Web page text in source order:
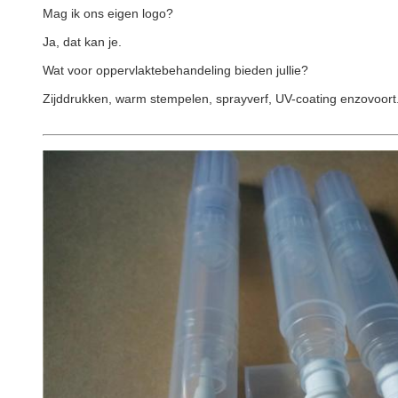
Mag ik ons eigen logo?
Ja, dat kan je.
Wat voor oppervlaktebehandeling bieden jullie?
Zijddrukken, warm stempelen, sprayverf, UV-coating